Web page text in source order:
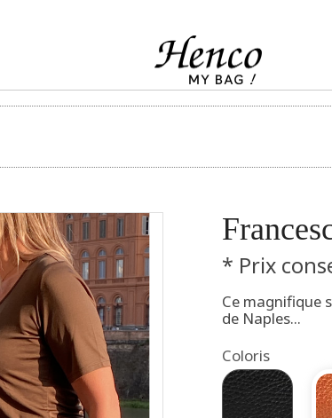
* Prix
Ce magnifique
de Naples...
Coloris